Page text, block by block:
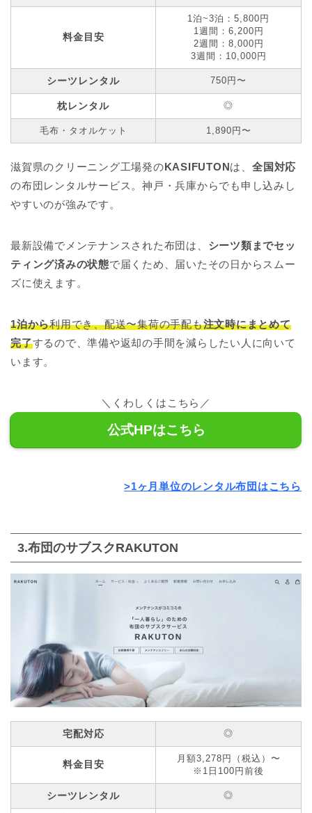
料金目安
1泊~3泊：5,800円
1週間：6,200円
2週間：8,000円
3週間：10,000円
シーツレンタル 750円〜
枕レンタル ◎
毛布・タオルケット 1,890円〜
滋賀県のクリーニング工場発のKASIFUTONは、全国対応
の布団レンタルサービス。神戸・兵庫からでも申し込みし
やすいのが強みです。
最新設備でメンテナンスされた布団は、 シーツ類までセッ
ティング済みの状態で届くため、届いたその日からスムー
ズに使えます。
1泊から利用でき、配送〜集荷の手配も注文時にまとめて
完了するので、準備や返却の手間を減らしたい人に向いて
います。
＼くわしくはこちら／
公式HPはこちら
>1ヶ月単位のレンタル布団はこちら
3.布団のサブスクRAKUTON
宅配対応 ◎
料金目安
月額3,278円（税込）〜
※1日100円前後
シーツレンタル ◎